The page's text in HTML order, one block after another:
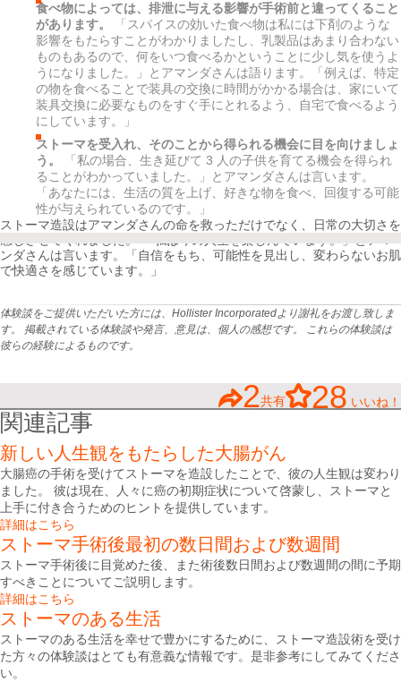
食べ物によっては、排泄に与える影響が手術前と違ってくること
があります。
「スパイスの効いた食べ物は私には下剤のような
影響をもたらすことがわかりましたし、乳製品はあまり合わない
ものもあるので、何をいつ食べるかということに少し気を使うよ
うになりました。」とアマンダさんは語ります。「例えば、特定
の物を食べることで装具の交換に時間がかかる場合は、家にいて
装具交換に必要なものをすぐ手にとれるよう、自宅で食べるよう
にしています。」
ストーマを受入れ、そのことから得られる機会に目を向けましょ
う。
「私の場合、生き延びて 3 人の子供を育てる機会を得られ
ることがわかっていました。」とアマンダさんは言います。
「あなたには、生活の質を上げ、好きな物を食べ、回復する可能
性が与えられているのです。」
ストーマ造設はアマンダさんの命を救っただけでなく、日常の大切さを
感じさせてくれました。 「私は今の人生を楽しんでいます。」とアマ
ンダさんは言います。「自信をもち、可能性を見出し、変わらないお肌
で快適さを感じています。」
体験談をご提供いただいた方には、Hollister Incorporatedより謝礼をお渡し致しま
す。 掲載されている体験談や発言、意見は、個人の感想です。 これらの体験談は
彼らの経験によるものです。
2共有 28 いいね！
関連記事
新しい人生観をもたらした大腸がん
大腸癌の手術を受けてストーマを造設したことで、彼の人生観は変わり
ました。 彼は現在、人々に癌の初期症状について啓蒙し、ストーマと
上手に付き合うためのヒントを提供しています。
詳細はこちら
ストーマ手術後最初の数日間および数週間
ストーマ手術後に目覚めた後、また術後数日間および数週間の間に予期
すべきことについてご説明します。
詳細はこちら
ストーマのある生活
ストーマのある生活を幸せで豊かにするために、ストーマ造設術を受け
た方々の体験談はとても有意義な情報です。是非参考にしてみてくださ
い。